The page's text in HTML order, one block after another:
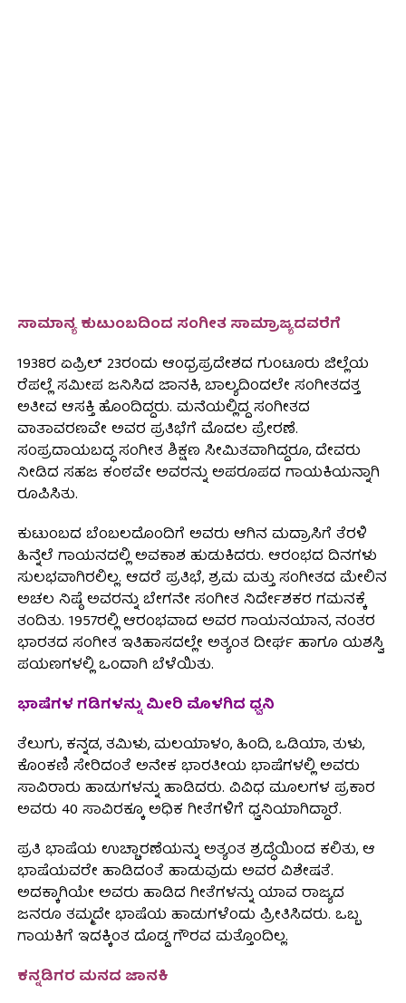
ಸಾಮಾನ್ಯ ಕುಟುಂಬದಿಂದ ಸಂಗೀತ ಸಾಮ್ರಾಜ್ಯದವರೆಗೆ
1938ರ ಏಪ್ರಿಲ್ 23ರಂದು ಆಂಧ್ರಪ್ರದೇಶದ ಗುಂಟೂರು ಜಿಲ್ಲೆಯ
ರೆಪಲ್ಲೆ ಸಮೀಪ ಜನಿಸಿದ ಜಾನಕಿ, ಬಾಲ್ಯದಿಂದಲೇ ಸಂಗೀತದತ್ತ
ಅತೀವ ಆಸಕ್ತಿ ಹೊಂದಿದ್ದರು. ಮನೆಯಲ್ಲಿದ್ದ ಸಂಗೀತದ
ವಾತಾವರಣವೇ ಅವರ ಪ್ರತಿಭೆಗೆ ಮೊದಲ ಪ್ರೇರಣೆ.
ಸಂಪ್ರದಾಯಬದ್ಧ ಸಂಗೀತ ಶಿಕ್ಷಣ ಸೀಮಿತವಾಗಿದ್ದರೂ, ದೇವರು
ನೀಡಿದ ಸಹಜ ಕಂಠವೇ ಅವರನ್ನು ಅಪರೂಪದ ಗಾಯಕಿಯನ್ನಾಗಿ
ರೂಪಿಸಿತು.
ಕುಟುಂಬದ ಬೆಂಬಲದೊಂದಿಗೆ ಅವರು ಆಗಿನ ಮದ್ರಾಸಿಗೆ ತೆರಳಿ
ಹಿನ್ನೆಲೆ ಗಾಯನದಲ್ಲಿ ಅವಕಾಶ ಹುಡುಕಿದರು. ಆರಂಭದ ದಿನಗಳು
ಸುಲಭವಾಗಿರಲಿಲ್ಲ. ಆದರೆ ಪ್ರತಿಭೆ, ಶ್ರಮ ಮತ್ತು ಸಂಗೀತದ ಮೇಲಿನ
ಅಚಲ ನಿಷ್ಠೆ ಅವರನ್ನು ಬೇಗನೇ ಸಂಗೀತ ನಿರ್ದೇಶಕರ ಗಮನಕ್ಕೆ
ತಂದಿತು. 1957ರಲ್ಲಿ ಆರಂಭವಾದ ಅವರ ಗಾಯನಯಾನ, ನಂತರ
ಭಾರತದ ಸಂಗೀತ ಇತಿಹಾಸದಲ್ಲೇ ಅತ್ಯಂತ ದೀರ್ಘ ಹಾಗೂ ಯಶಸ್ವಿ
ಪಯಣಗಳಲ್ಲಿ ಒಂದಾಗಿ ಬೆಳೆಯಿತು.
ಭಾಷೆಗಳ ಗಡಿಗಳನ್ನು ಮೀರಿ ಮೊಳಗಿದ ಧ್ವನಿ
ತೆಲುಗು, ಕನ್ನಡ, ತಮಿಳು, ಮಲಯಾಳಂ, ಹಿಂದಿ, ಒಡಿಯಾ, ತುಳು,
ಕೊಂಕಣಿ ಸೇರಿದಂತೆ ಅನೇಕ ಭಾರತೀಯ ಭಾಷೆಗಳಲ್ಲಿ ಅವರು
ಸಾವಿರಾರು ಹಾಡುಗಳನ್ನು ಹಾಡಿದರು. ವಿವಿಧ ಮೂಲಗಳ ಪ್ರಕಾರ
ಅವರು 40 ಸಾವಿರಕ್ಕೂ ಅಧಿಕ ಗೀತೆಗಳಿಗೆ ಧ್ವನಿಯಾಗಿದ್ದಾರೆ.
ಪ್ರತಿ ಭಾಷೆಯ ಉಚ್ಚಾರಣೆಯನ್ನು ಅತ್ಯಂತ ಶ್ರದ್ಧೆಯಿಂದ ಕಲಿತು, ಆ
ಭಾಷೆಯವರೇ ಹಾಡಿದಂತೆ ಹಾಡುವುದು ಅವರ ವಿಶೇಷತೆ.
ಅದಕ್ಕಾಗಿಯೇ ಅವರು ಹಾಡಿದ ಗೀತೆಗಳನ್ನು ಯಾವ ರಾಜ್ಯದ
ಜನರೂ ತಮ್ಮದೇ ಭಾಷೆಯ ಹಾಡುಗಳೆಂದು ಪ್ರೀತಿಸಿದರು. ಒಬ್ಬ
ಗಾಯಕಿಗೆ ಇದಕ್ಕಿಂತ ದೊಡ್ಡ ಗೌರವ ಮತ್ತೊಂದಿಲ್ಲ.
ಕನ್ನಡಿಗರ ಮನದ ಜಾನಕಿ